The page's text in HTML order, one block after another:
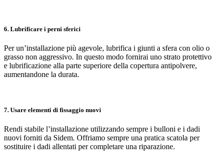
6. Lubrificare i perni sferici
Per un’installazione più agevole, lubrifica i giunti a sfera con olio o
grasso non aggressivo. In questo modo fornirai uno strato protettivo
e lubrificazione alla parte superiore della copertura antipolvere,
aumentandone la durata.
7. Usare elementi di fissaggio nuovi
Rendi stabile l’installazione utilizzando sempre i bulloni e i dadi
nuovi forniti da Sidem. Offriamo sempre una pratica scatola per
sostituire i dadi allentati per completare una riparazione.